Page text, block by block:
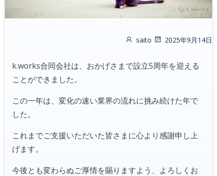
saito 2025年9月14日
k.works合同会社は、おかげさまで設立5周年を迎える
ことができました。
この一年は、変化の速い業界の流れに挑み続けた年で
した。
これまでご支援いただいた皆さまに心より感謝申し上
げます。
今後とも変わらぬご厚情を賜りますよう、よろしくお